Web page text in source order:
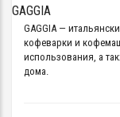
GAGGIA
GAGGIA —
кофеварки и
использования, а
дома.